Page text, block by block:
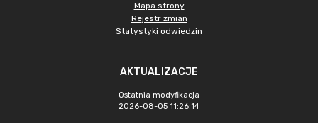
Mapa strony
Rejestr zmian
Statystyki odwiedzin
AKTUALIZACJE
Ostatnia modyfikacja
2026-08-05 11:26:14